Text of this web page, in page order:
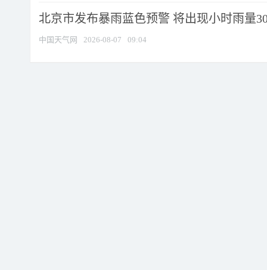
北京市发布暴雨蓝色预警 将出现小时雨量
中国天气网 2026-08-07 09:04